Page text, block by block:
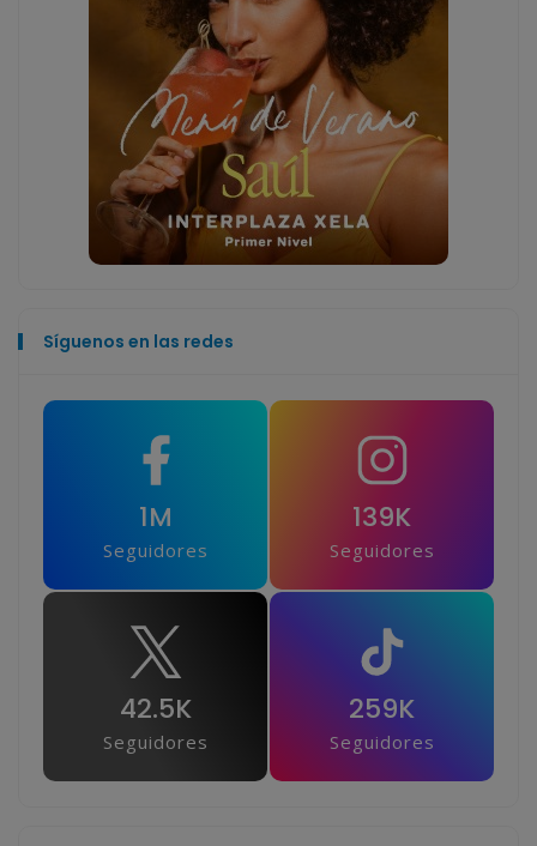
Síguenos en las redes
1M
Seguidores
139K
Seguidores
42.5K
Seguidores
259K
Seguidores